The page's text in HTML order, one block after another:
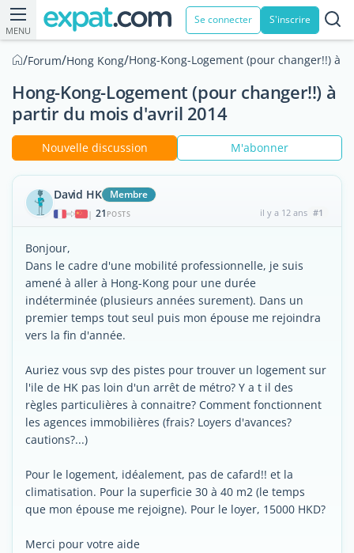
MENU
Se connecter S'inscrire
/Forum/Hong Kong/Hong-Kong-Logement (pour changer!!) à
Hong-Kong-Logement (pour changer!!) à
partir du mois d'avril 2014
Nouvelle discussion M'abonner
David HK Membre
| 21 POSTS il y a 12 ans #1
Bonjour,
Dans le cadre d'une mobilité professionnelle, je suis
amené à aller à Hong-Kong pour une durée
indéterminée (plusieurs années surement). Dans un
premier temps tout seul puis mon épouse me rejoindra
vers la fin d'année.
Auriez vous svp des pistes pour trouver un logement sur
l'ile de HK pas loin d'un arrêt de métro? Y a t il des
règles particulières à connaitre? Comment fonctionnent
les agences immobilières (frais? Loyers d'avances?
cautions?...)
Pour le logement, idéalement, pas de cafard!! et la
climatisation. Pour la superficie 30 à 40 m2 (le temps
que mon épouse me rejoigne). Pour le loyer, 15000 HKD?
Merci pour votre aide